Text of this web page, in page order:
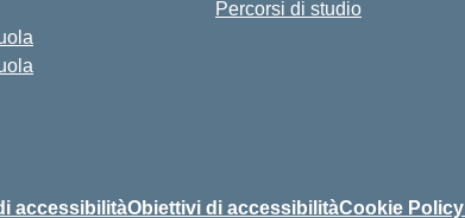
Percorsi di studio
accessibilitàObiettivi di accessibilitàCookie Policy